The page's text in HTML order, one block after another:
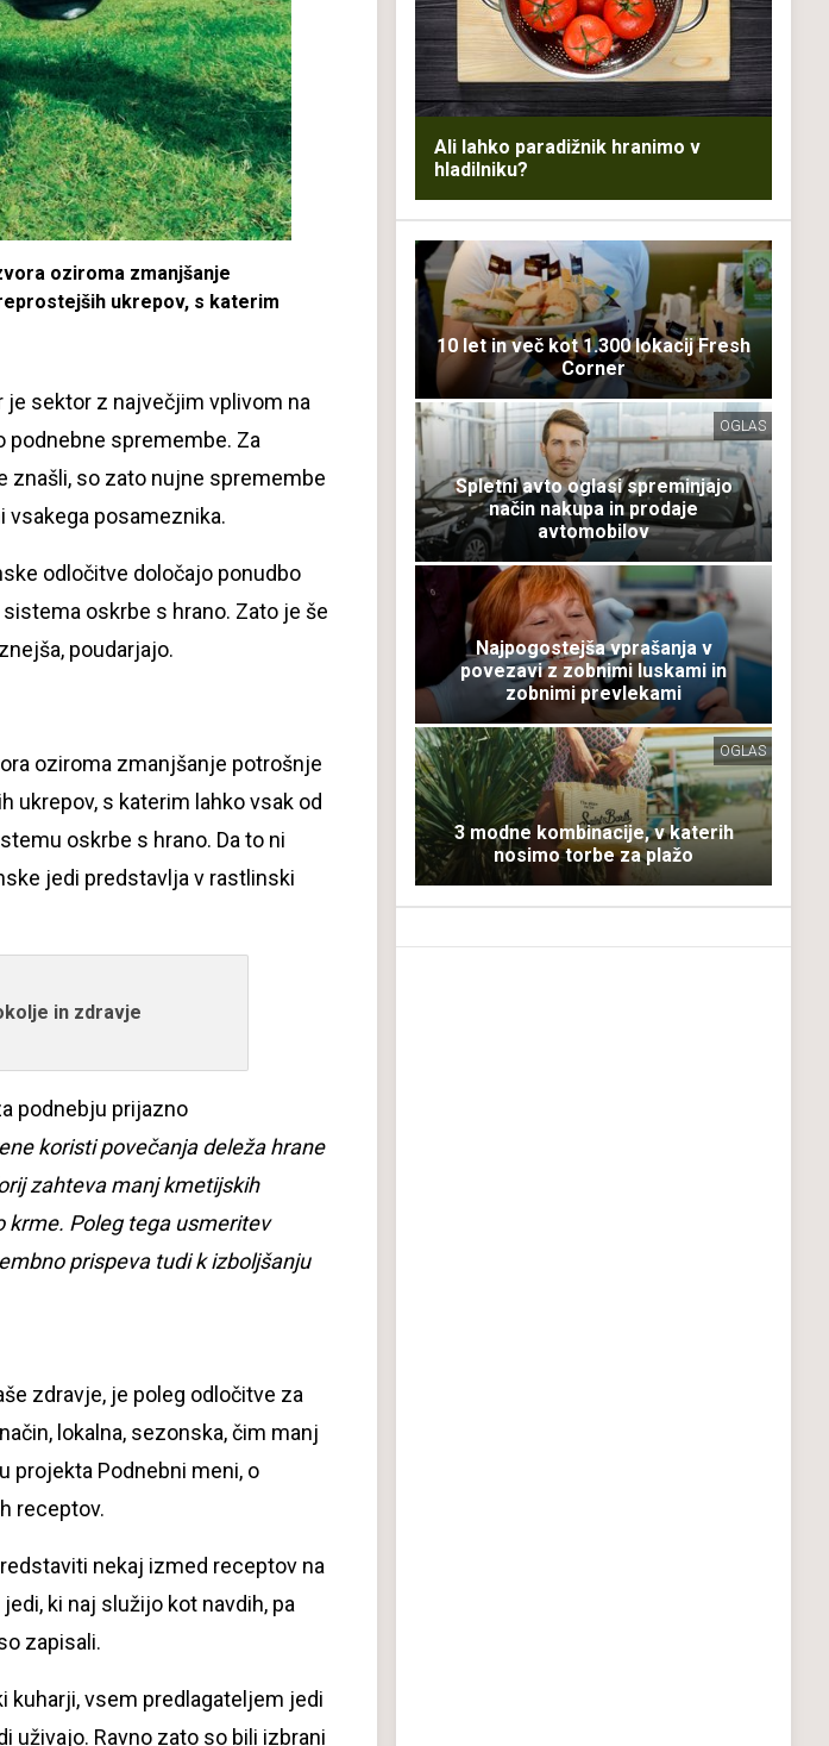
oziroma zmanjšanje
ukrepov, s katerim
sektor z največjim vplivom na
spremembe. Za
znašli, so zato nujne spremembe
vsakega posameznika.
odločitve določajo ponudbo
oskrbe s hrano. Zato je še
poudarjajo.
oziroma zmanjšanje potrošnje
ukrepov, s katerim lahko vsak od
oskrbe s hrano. Da to ni
jedi predstavlja v rastlinski
in zdravje
podnebju prijazno
koristi povečanja deleža hrane
zahteva manj kmetijskih
krme. Poleg tega usmeritev
prispeva tudi k izboljšanju
zdravje, je poleg odločitve za
lokalna, sezonska, čim manj
projekta Podnebni meni, o
receptov.
nekaj izmed receptov na
ki naj služijo kot navdih, pa
zapisali.
kuharji, vsem predlagateljem jedi
uživajo. Ravno zato so bili izbrani
Ali lahko paradižnik hranimo v
hladilniku?
10 let in več kot 1.300 lokacij Fresh
Corner
OGLAS
Spletni avto oglasi spreminjajo
način nakupa in prodaje
avtomobilov
Najpogostejša vprašanja v
povezavi z zobnimi luskami in
zobnimi prevlekami
OGLAS
3 modne kombinacije, v katerih
nosimo torbe za plažo